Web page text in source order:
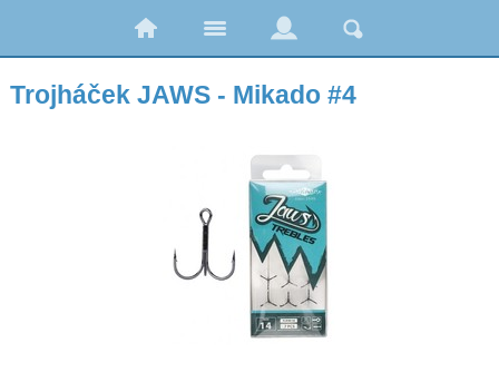
Trojháček JAWS - Mikado #4